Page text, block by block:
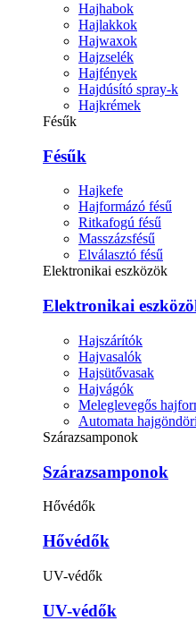
Hajhabok
Hajlakkok
Hajwaxok
Hajzselék
Hajfények
Hajdúsító spray-k
Hajkrémek
Fésűk
Fésűk
Hajkefe
Hajformázó fésű
Ritkafogú fésű
Masszázsfésű
Elválasztó fésű
Elektronikai eszközök
Elektronikai
Hajszárítók
Hajvasalók
Hajsütővasak
Hajvágók
Meleglevegős
Automata
Szárazsamponok
Szárazsamponok
Hővédők
Hővédők
UV-védők
UV-védők